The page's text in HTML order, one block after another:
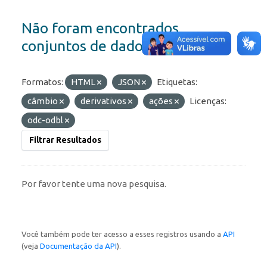
Não foram encontrados
conjuntos de dados
Formatos: HTML JSON
Etiquetas:
câmbio
derivativos ações
Licenças:
odc-odbl
Filtrar Resultados
Por favor tente uma nova pesquisa.
Você também pode ter acesso a esses registros usando a API
(veja Documentação da API).